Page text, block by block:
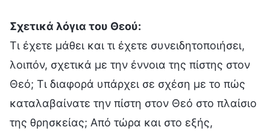
Σχετικά λόγια του Θεού:
Τι έχετε μάθει και τι έχετε συνειδητοποιήσει,
λοιπόν, σχετικά με την έννοια της πίστης στον
Θεό; Τι διαφορά υπάρχει σε σχέση με το πώς
καταλαβαίνατε την πίστη στον Θεό στο πλαίσιο
της θρησκείας; Από τώρα και στο εξής,